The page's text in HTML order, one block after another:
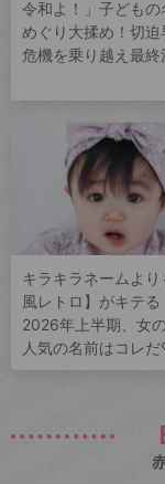
令和よ！」子どもの
めぐり大揉め！切迫
危機を乗り越え最終
キラキラネームより
風レトロ】がキテる
2026年上半期、女
人気の名前はコレ